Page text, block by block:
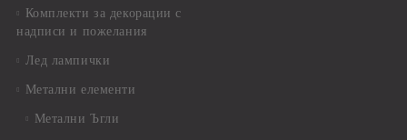
Комплекти за декорации с
надписи и пожелания
Лед лампички
Метални елементи
Метални Ъгли